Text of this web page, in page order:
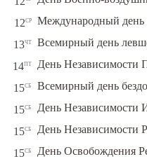
12ср Международный день
13чт Всемирный день
14пт День Независимости
15сб Всемирный день
15сб День Независимости
15сб День Независимости
15сб День Освобождения